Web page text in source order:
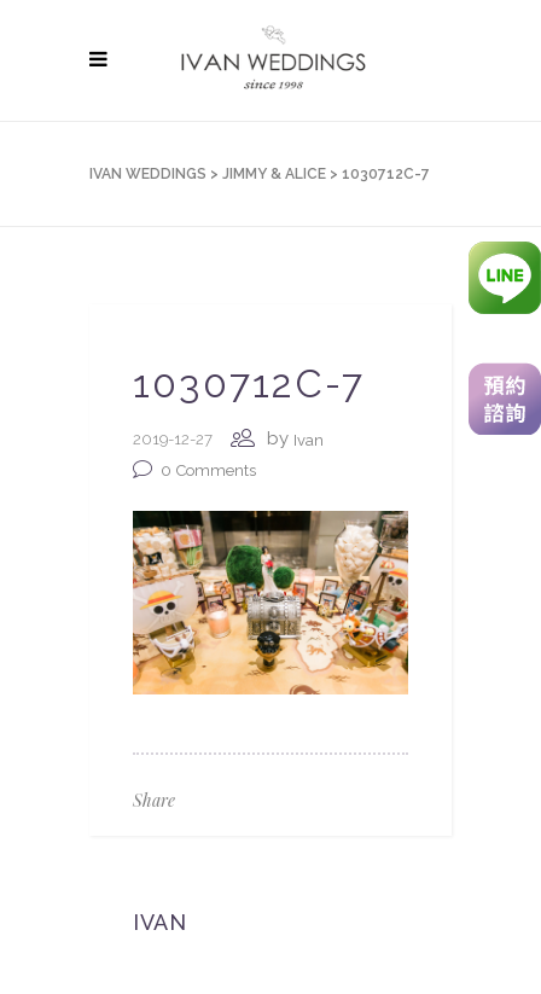
IVAN WEDDINGS > JIMMY & ALICE > 1030712C-7
1030712C-7
2019-12-27 by Ivan
0 Comments
Share
IVAN